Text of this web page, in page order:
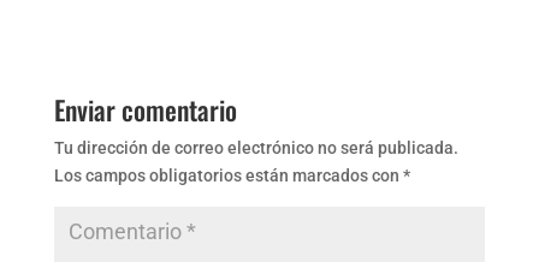
Enviar comentario
Tu dirección de correo electrónico no será publicada.
Los campos obligatorios están marcados con *